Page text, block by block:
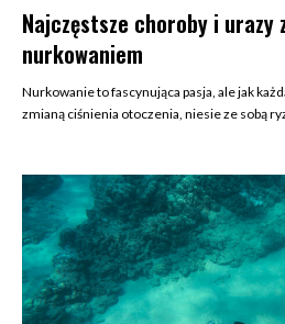
Najczęstsze choroby i urazy
nurkowaniem
Nurkowanie to fascynująca pasja, ale jak
zmianą ciśnienia otoczenia, niesie ze sobą